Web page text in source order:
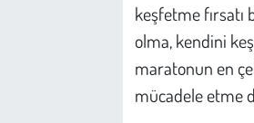
keşfetme fırsatı
olma, kendini
maratonun en
mücadele etme